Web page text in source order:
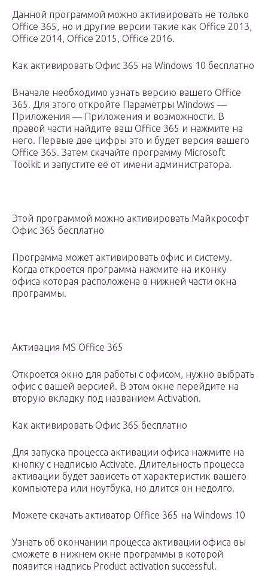
Данной программой можно активировать не только
Office 365, но и другие версии такие как Office 2013,
Office 2014, Office 2015, Office 2016.
Как активировать Офис 365 на Windows 10 бесплатно
Вначале необходимо узнать версию вашего Office
365. Для этого откройте Параметры Windows —
Приложения — Приложения и возможности. В
правой части найдите ваш Office 365 и нажмите на
него. Первые две цифры это и будет версия вашего
Office 365. Затем скачайте программу Microsoft
Toolkit и запустите её от имени администратора.
Этой программой можно активировать Майкрософт
Офис 365 бесплатно
Программа может активировать офис и систему.
Когда откроется программа нажмите на иконку
офиса которая расположена в нижней части окна
программы.
Активация MS Office 365
Откроется окно для работы с офисом, нужно выбрать
офис с вашей версией. В этом окне перейдите на
вторую вкладку под названием Activation.
Как активировать Офис 365 бесплатно
Для запуска процесса активации офиса нажмите на
кнопку с надписью Activate. Длительность процесса
активации будет зависеть от характеристик вашего
компьютера или ноутбука, но длится он недолго.
Можете скачать активатор Office 365 на Windows 10
Узнать об окончании процесса активации офиса вы
сможете в нижнем окне программы в которой
появится надпись Product activation successful.